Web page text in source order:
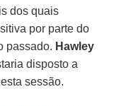
dos quais
por parte do
passado. Hawley
disposto a
sessão.